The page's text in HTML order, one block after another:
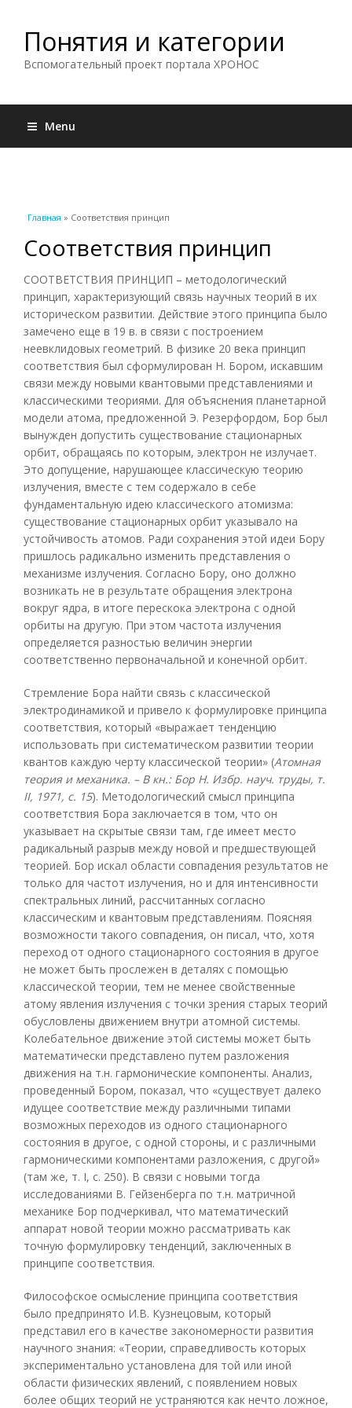
Понятия и категории
Вспомогательный проект портала ХРОНОС
Menu
Вы здесь
Главная » Соответствия принцип
Соответствия принцип
СООТВЕТСТВИЯ ПРИНЦИП – методологический
принцип, характеризующий связь научных теорий в их
историческом развитии. Действие этого принципа было
замечено еще в 19 в. в связи с построением
неевклидовых геометрий. В физике 20 века принцип
соответствия был сформулирован Н. Бором, искавшим
связи между новыми квантовыми представлениями и
классическими теориями. Для объяснения планетарной
модели атома, предложенной Э. Резерфордом, Бор был
вынужден допустить существование стационарных
орбит, обращаясь по которым, электрон не излучает.
Это допущение, нарушающее классическую теорию
излучения, вместе с тем содержало в себе
фундаментальную идею классического атомизма:
существование стационарных орбит указывало на
устойчивость атомов. Ради сохранения этой идеи Бору
пришлось радикально изменить представления о
механизме излучения. Согласно Бору, оно должно
возникать не в результате обращения электрона
вокруг ядра, в итоге перескока электрона с одной
орбиты на другую. При этом частота излучения
определяется разностью величин энергии
соответственно первоначальной и конечной орбит.
Стремление Бора найти связь с классической
электродинамикой и привело к формулировке принципа
соответствия, который «выражает тенденцию
использовать при систематическом развитии теории
квантов каждую черту классической теории» (Атомная
теория и механика. – В кн.: Бор Н. Избр. науч. труды, т.
II, 1971, с. 15). Методологический смысл принципа
соответствия Бора заключается в том, что он
указывает на скрытые связи там, где имеет место
радикальный разрыв между новой и предшествующей
теорией. Бор искал области совпадения результатов не
только для частот излучения, но и для интенсивности
спектральных линий, рассчитанных согласно
классическим и квантовым представлениям. Поясняя
возможности такого совпадения, он писал, что, хотя
переход от одного стационарного состояния в другое
не может быть прослежен в деталях с помощью
классической теории, тем не менее свойственные
атому явления излучения с точки зрения старых теорий
обусловлены движением внутри атомной системы.
Колебательное движение этой системы может быть
математически представлено путем разложения
движения на т.н. гармонические компоненты. Анализ,
проведенный Бором, показал, что «существует далеко
идущее соответствие между различными типами
возможных переходов из одного стационарного
состояния в другое, с одной стороны, и с различными
гармоническими компонентами разложения, с другой»
(там же, т. I, с. 250). В связи с новыми тогда
исследованиями В. Гейзенберга по т.н. матричной
механике Бор подчеркивал, что математический
аппарат новой теории можно рассматривать как
точную формулировку тенденций, заключенных в
принципе соответствия.
Философское осмысление принципа соответствия
было предпринято И.В. Кузнецовым, который
представил его в качестве закономерности развития
научного знания: «Теории, справедливость которых
экспериментально установлена для той или иной
области физических явлений, с появлением новых
более общих теорий не устраняются как нечто ложное,